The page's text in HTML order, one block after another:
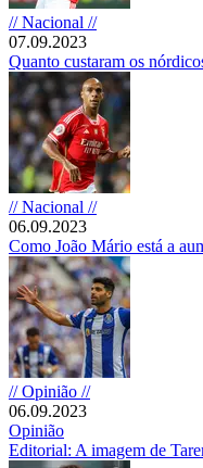
// Nacional //
07.09.2023
Quanto custaram os
// Nacional //
06.09.2023
Como João Mário está a
// Opinião //
06.09.2023
Opinião
Editorial: A imagem de